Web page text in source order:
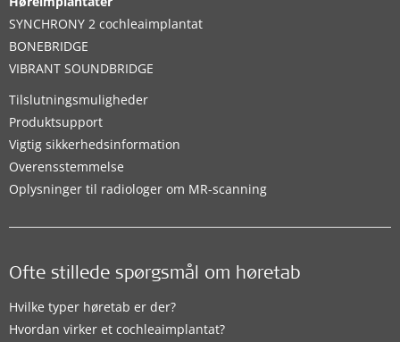
SYNCHRONY 2 cochleaimplantat
BONEBRIDGE
VIBRANT SOUNDBRIDGE
Tilslutningsmuligheder
Produktsupport
Vigtig sikkerhedsinformation
Overensstemmelse
Oplysninger til radiologer om MR-scanning
Ofte stillede spørgsmål om høretab
Hvilke typer høretab er der?
Hvordan virker et cochleaimplantat?